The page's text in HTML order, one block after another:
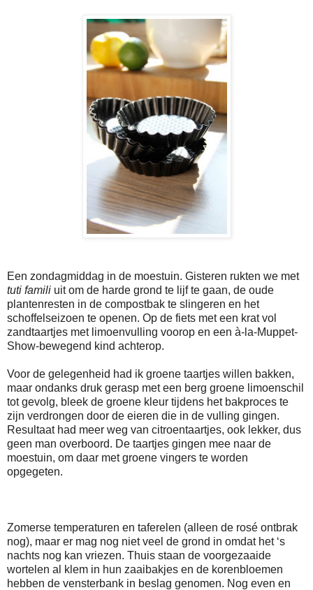
Een zondagmiddag in de moestuin. Gisteren rukten we met
tuti famili uit om de harde grond te lijf te gaan, de oude
plantenresten in de compostbak te slingeren en het
schoffelseizoen te openen. Op de fiets met een krat vol
zandtaartjes met limoenvulling voorop en een à-la-Muppet-
Show-bewegend kind achterop.
Voor de gelegenheid had ik groene taartjes willen bakken,
maar ondanks druk gerasp met een berg groene limoenschil
tot gevolg, bleek de groene kleur tijdens het bakproces te
zijn verdrongen door de eieren die in de vulling gingen.
Resultaat had meer weg van citroentaartjes, ook lekker, dus
geen man overboord. De taartjes gingen mee naar de
moestuin, om daar met groene vingers te worden
opgegeten.
Zomerse temperaturen en taferelen (alleen de rosé ontbrak
nog), maar er mag nog niet veel de grond in omdat het ‘s
nachts nog kan vriezen. Thuis staan de voorgezaaide
wortelen al klem in hun zaaibakjes en de korenbloemen
hebben de vensterbank in beslag genomen. Nog even en